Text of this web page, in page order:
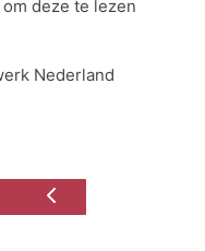
om deze te lezen
Nederland